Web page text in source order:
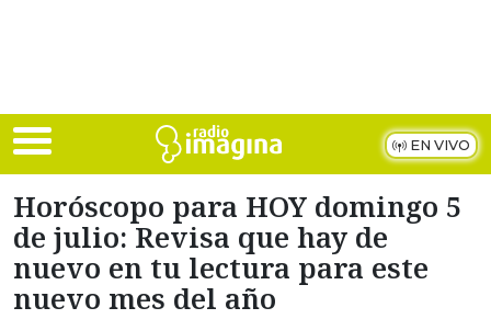
EN VIVO
Horóscopo para HOY domingo 5
de julio: Revisa que hay de
nuevo en tu lectura para este
nuevo mes del año